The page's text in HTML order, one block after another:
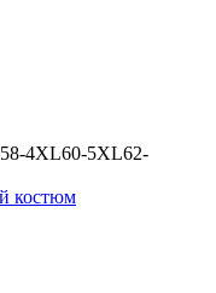
58-4XL60-5XL62-